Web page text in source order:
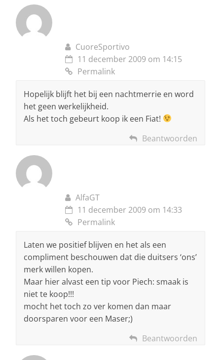
CuoreSportivo
11 december 2009 om 14:15
Permalink
Hopelijk blijft het bij een nachtmerrie en word
het geen werkelijkheid.
Als het toch gebeurt koop ik een Fiat!
Beantwoorden
AlfaGT
11 december 2009 om 14:33
Permalink
Laten we positief blijven en het als een
compliment beschouwen dat die duitsers ‘ons’
merk willen kopen.
Maar hier alvast een tip voor Piech: smaak is
niet te koop!!!
mocht het toch zo ver komen dan maar
doorsparen voor een Maser;)
Beantwoorden